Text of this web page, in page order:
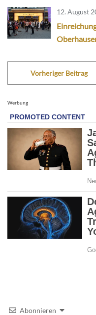
12. August
Vorheriger Beitrag
Werbung
Abonnieren